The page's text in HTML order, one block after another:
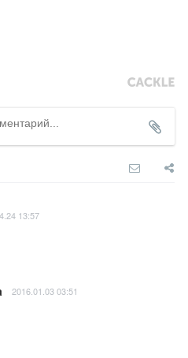
13:57
2016.01.03 03:51